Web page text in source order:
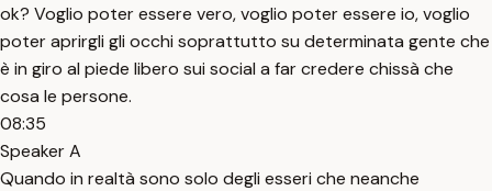
ok? Voglio poter essere vero, voglio poter essere io, voglio
poter aprirgli gli occhi soprattutto su determinata gente che
è in giro al piede libero sui social a far credere chissà che
cosa le persone.
08:35
Speaker A
Quando in realtà sono solo degli esseri che neanche